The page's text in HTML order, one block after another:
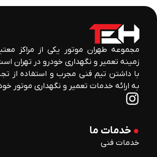
مجموعه طهران موتور یکی از مراکز
زمینه تعمیر و نگهداری خودرو در تهران
با داشتن تیم فنی مجرب و استفاده از
به ارائه خدمات تعمیر و نگهداری موتور
خدمات ما
خدمات فنی